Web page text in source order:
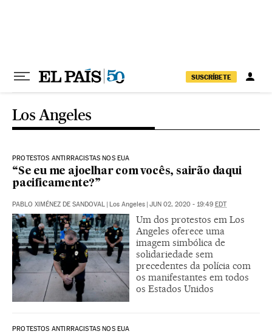
SUSCRÍBETE
Los Angeles
PROTESTOS ANTIRRACISTAS NOS EUA
“Se eu me ajoelhar com vocês, sairão daqui
pacificamente?”
PABLO XIMÉNEZ DE SANDOVAL | Los Angeles | JUN 02, 2020 - 19:49 EDT
Um dos protestos em Los
Angeles oferece uma
imagem simbólica de
solidariedade sem
precedentes da polícia com
os manifestantes em todos
os Estados Unidos
PROTESTOS ANTIRRACISTAS NOS EUA